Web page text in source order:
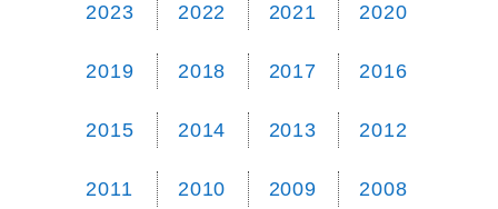
2023 2022 2021 2020
2019 2018 2017 2016
2015 2014 2013 2012
2011 2010 2009 2008